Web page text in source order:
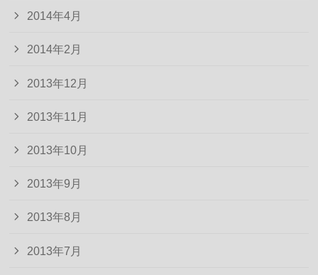
2014年4月
2014年2月
2013年12月
2013年11月
2013年10月
2013年9月
2013年8月
2013年7月